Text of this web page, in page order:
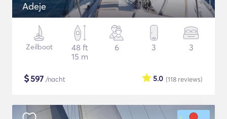
Adeje
Zeilboot
48 ft
15 m
6 3 3
$597 /nacht (118 reviews)
5.0